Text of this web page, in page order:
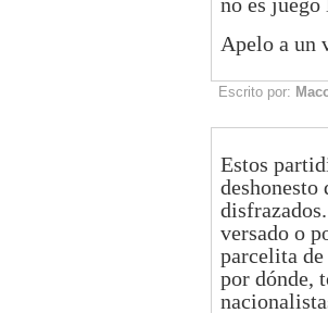
Apelo a un
Escrito por:
Estos
deshonesto
versado o
parcelita
por dónde,